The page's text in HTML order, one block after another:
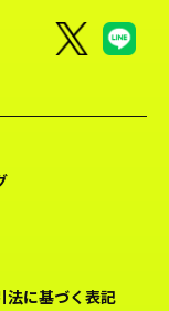
法に基づく表記